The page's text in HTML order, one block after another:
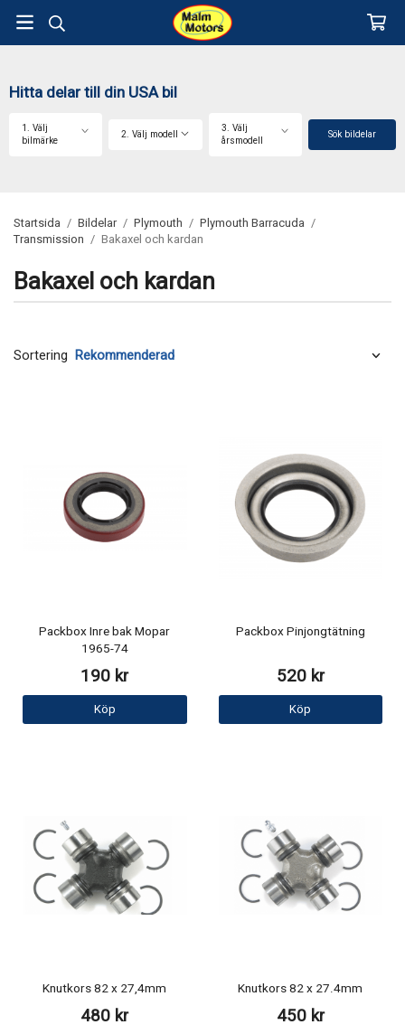
Hitta delar till din USA bil
1. Välj
bilmärke
2. Välj modell
3. Välj
årsmodell
Sök bildelar
Startsida / Bildelar / Plymouth / Plymouth Barracuda /
Transmission / Bakaxel och kardan
Bakaxel och kardan
Sortering
Packbox Inre bak Mopar
1965-74
190 kr
Köp
Packbox Pinjongtätning
520 kr
Köp
Knutkors 82 x 27,4mm
480 kr
Knutkors 82 x 27.4mm
450 kr